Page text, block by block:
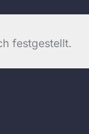
festgestellt.